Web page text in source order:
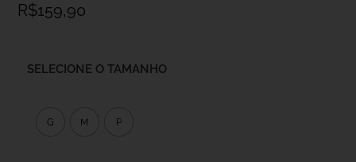
R$159,90
SELECIONE O TAMANHO
G M P